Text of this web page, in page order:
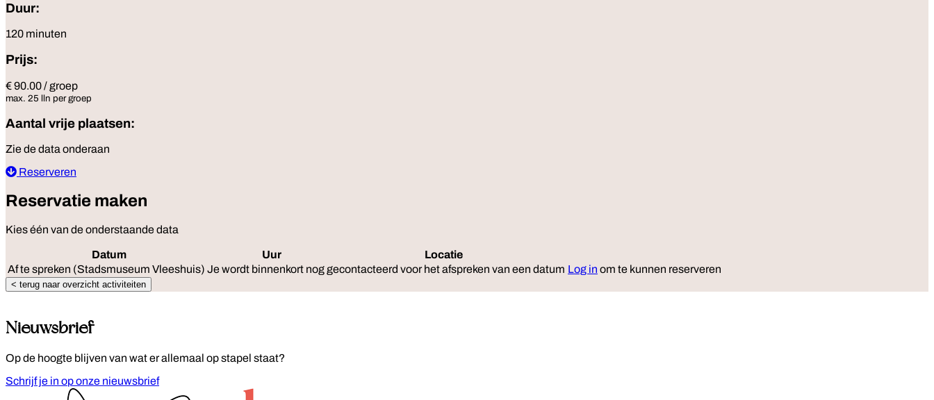
Duur:
120 minuten
Prijs:
€ 90.00 / groep
max. 25 lln per groep
Aantal vrije plaatsen:
Zie de data onderaan
Reserveren
Reservatie maken
Kies één van de onderstaande data
Datum Uur Locatie
Af te spreken (Stadsmuseum Vleeshuis) Je wordt binnenkort nog gecontacteerd voor het afspreken van een datum Log in om te kunnen reserveren
< terug naar overzicht activiteiten
Nieuwsbrief
Op de hoogte blijven van wat er allemaal op stapel staat?
Schrijf je in op onze nieuwsbrief